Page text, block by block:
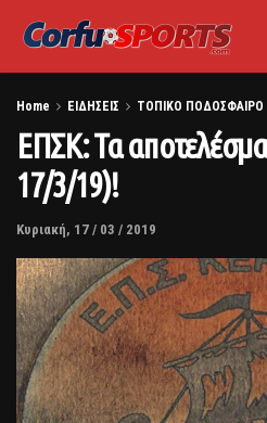
Home ΕΙΔΗΣΕΙΣ ΤΟΠΙΚΟ ΠΟΔΟΣΦΑΙΡΟ
ΕΠΣΚ: Τα
17/3/19)!
Κυριακή, 17 / 03 / 2019